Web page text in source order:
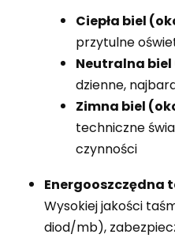
Ciepła biel
przytulne
Neutralna biel
dzienne,
Zimna biel
techniczne
czynności
Energooszczędna
Wysokiej jakości
diod/mb),